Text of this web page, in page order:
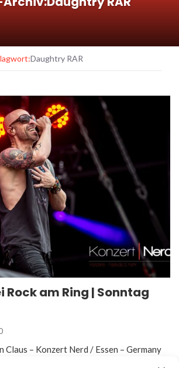
Daughtry RAR
Rock am Ring | Sonntag
Claus – Konzert Nerd / Essen – Germany